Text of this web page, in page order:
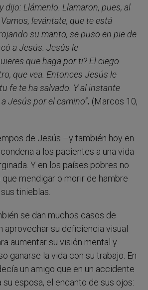
dijo: Llámenlo. Llamaron, pues, al
levántate, que te está
su manto, se puso en pie de
a Jesús. Jesús le
que haga por ti? El ciego
que vea. Entonces Jesús le
fe te ha salvado. Y al instante
Jesús por el camino”. (Marcos 10,
de Jesús –y también hoy en
a los pacientes a una vida
Y en los países pobres no
mendigar o morir de hambre
tinieblas.
se dan muchos casos de
aprovechar su deficiencia visual
aumentar su visión mental y
ganarse la vida con su trabajo. En
un amigo que en un accidente
su esposa, el encanto de sus ojos: